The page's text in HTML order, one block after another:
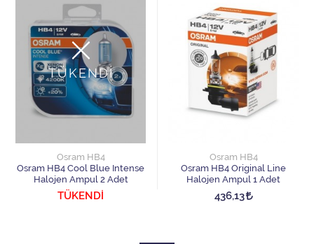
TÜKENDİ
Osram HB4
Osram HB4 Cool Blue Intense
Halojen Ampul 2 Adet
TÜKENDİ
Osram HB4
Osram HB4 Original Line
Halojen Ampul 1 Adet
436,13